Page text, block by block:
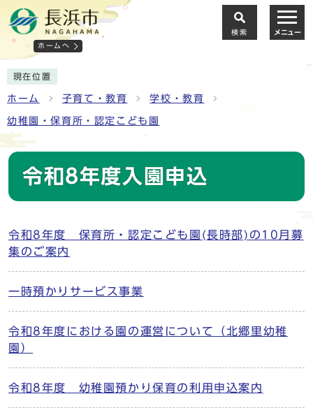
ホームへ
検索 メニュー
現在位置
ホーム 子育て・教育 学校・教育
幼稚園・保育所・認定こども園
令和8年度入園申込
令和8年度 保育所・認定こども園(長時部)の10月募
集のご案内
一時預かりサービス事業
令和8年度における園の運営について（北郷里幼稚
園）
令和8年度 幼稚園預かり保育の利用申込案内